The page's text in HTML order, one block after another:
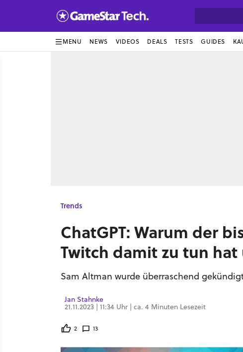
MENU NEWS VIDEOS DEALS TESTS GUIDES
Trends
ChatGPT: Warum der
Twitch damit zu tun
Sam Altman wurde überraschend
Jan Stahnke
21.11.2023 | 11:34 Uhr | ca. 4 Minuten Lesezeit
2 13